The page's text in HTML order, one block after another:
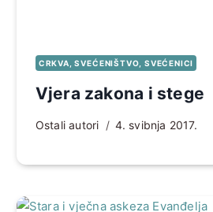
CRKVA, SVEĆENIŠTVO, SVEĆENICI
Vjera zakona i stege
Ostali autori 4. svibnja 2017.